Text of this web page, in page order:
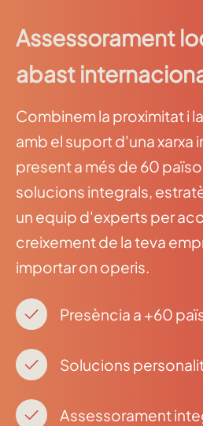
Assessorament
abast
Combinem la proximitat i
amb el suport d'una xarxa
present a més de 60
solucions integrals,
un equip d'experts per
creixement de la teva
importar on operis.
Presència a +60
Solucions
Assessorament